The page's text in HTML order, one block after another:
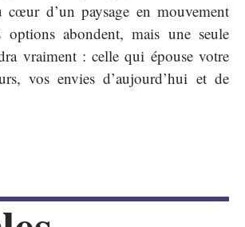
cœur d’un paysage en mouvement
options abondent, mais une seule
vraiment : celle qui épouse votre
vos envies d’aujourd’hui et de